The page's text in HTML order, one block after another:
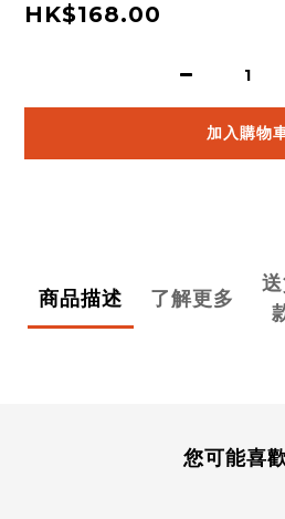
HK$168.00
加入購物
商品描述 了解更多
您可能喜